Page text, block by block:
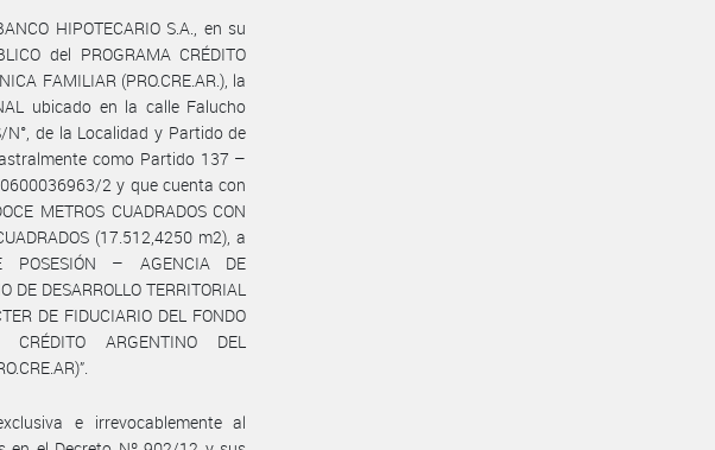
HIPOTECARIO S.A., en su
del PROGRAMA CRÉDITO
FAMILIAR (PRO.CRE.AR.), la
ubicado en la calle Falucho
N°, de la Localidad y Partido de
como Partido 137 –
2 y que cuenta con
METROS CUADRADOS CON
(17.512,4250 m2), a
– AGENCIA DE
DE DESARROLLO TERRITORIAL
DE FIDUCIARIO DEL FONDO
CRÉDITO ARGENTINO DEL
e irrevocablemente al